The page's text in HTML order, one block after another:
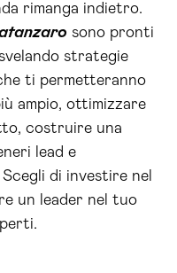
rimanga indietro.
sono pronti
strategie
ti permetteranno
ampio, ottimizzare
costruire una
lead e
di investire nel
un leader nel tuo